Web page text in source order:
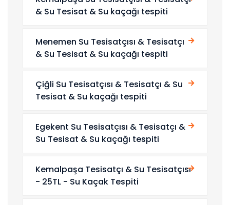
& Su Tesisat & Su kaçağı tespiti
Menemen Su Tesisatçısı & Tesisatçı
& Su Tesisat & Su kaçağı tespiti
Çiğli Su Tesisatçısı & Tesisatçı & Su
Tesisat & Su kaçağı tespiti
Egekent Su Tesisatçısı & Tesisatçı &
Su Tesisat & Su kaçağı tespiti
Kemalpaşa Tesisatçı & Su Tesisatçısı
- 25TL - Su Kaçak Tespiti